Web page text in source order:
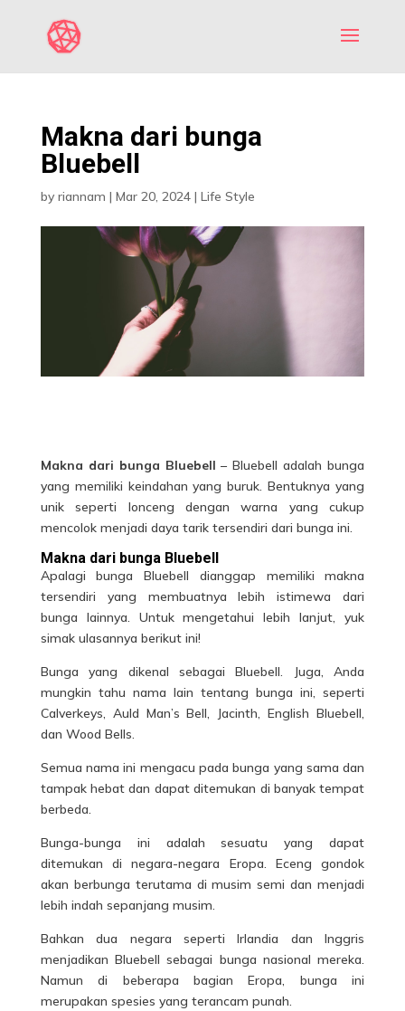
Makna dari bunga
Bluebell
by riannam | Mar 20, 2024| Life Style
Makna dari bunga Bluebell– Bluebell adalah bunga
yang memiliki keindahan yang buruk. Bentuknya yang
unik seperti lonceng dengan warna yang cukup
mencolok menjadi daya tarik tersendiri dari bunga ini.
Makna dari bunga Bluebell
Apalagibunga Bluebell dianggap memiliki makna
tersendiri yang membuatnya lebih istimewa dari
bunga lainnya. Untuk mengetahui lebih lanjut, yuk
simak ulasannya berikut ini!
Bunga yang dikenal sebagai Bluebell. Juga, Anda
mungkin tahu nama lain tentang bunga ini, seperti
Calverkeys, Auld Man’s Bell, Jacinth, English Bluebell,
dan Wood Bells.
Semua nama ini mengacu pada bunga yang sama dan
tampak hebat dan dapat ditemukan di banyak tempat
berbeda.
Bunga-bunga ini adalah sesuatu yang dapat
ditemukan di negara-negara Eropa. Eceng gondok
akan berbunga terutama di musim semi dan menjadi
lebih indah sepanjang musim.
Bahkan dua negara seperti Irlandia dan Inggris
menjadikan Bluebell sebagai bunga nasional mereka.
Namun di beberapa bagian Eropa, bunga ini
merupakan spesies yang terancam punah.